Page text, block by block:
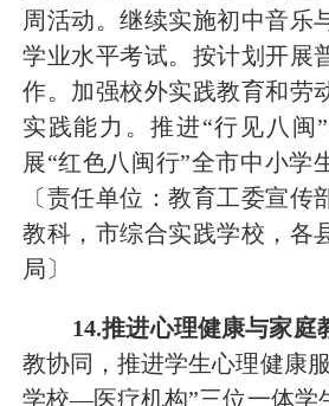
周活动。继续实施初中音乐
学业水平考试。 按计划开展
作。加强校外实践教育和劳
实践能力。推进“行见八闽
展“红色八闽行”全市中小学
〔责任单位：教育工委宣传
教科， 市综合实践学校， 各
局〕
14.推进心理健康与家庭
教协同，推进学生心理健康
学校—医疗机构”三位一体学